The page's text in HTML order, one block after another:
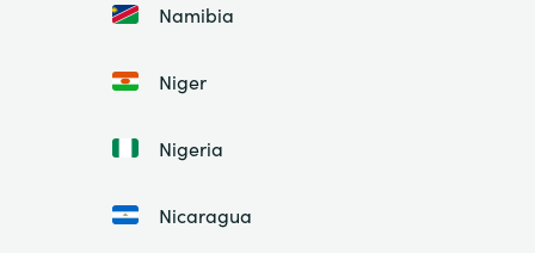
Namibia
Niger
Nigeria
Nicaragua